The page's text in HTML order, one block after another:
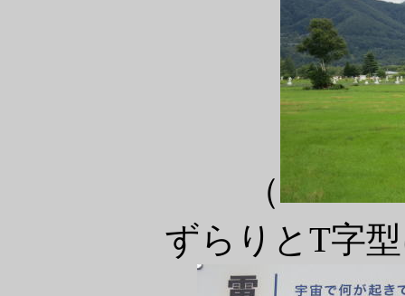
（
ずらりとT字